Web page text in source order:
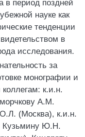
в период поздней
науке как
тенденции
в
исследования.
за
монографии и
к.и.н.
А.М.
(Москва), к.и.н.
Кузьмину Ю.Н.